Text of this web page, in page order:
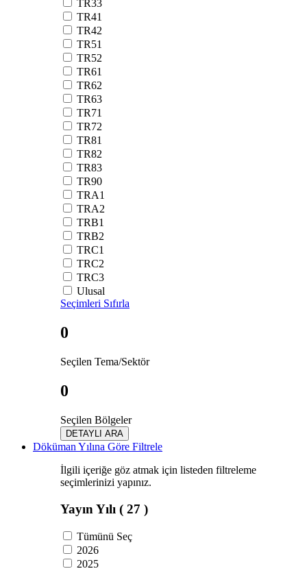
TR33
TR41
TR42
TR51
TR52
TR61
TR62
TR63
TR71
TR72
TR81
TR82
TR83
TR90
TRA1
TRA2
TRB1
TRB2
TRC1
TRC2
TRC3
Ulusal
Seçimleri Sıfırla
0
Seçilen Tema/Sektör
0
Seçilen Bölgeler
DETAYLI ARA
Döküman Yılına Göre Filtrele
İlgili içeriğe göz atmak için listeden filtreleme
seçimlerinizi yapınız.
Yayın Yılı ( 27 )
Tümünü Seç
2026
2025